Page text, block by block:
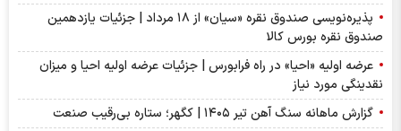
پذیره‌نویسی صندوق نقره «سیان» از ۱۸ مرداد | جزئیات یازدهمین
صندوق نقره بورس کالا
عرضه اولیه «احیا» در راه فرابورس | جزئیات عرضه اولیه احیا و میزان
نقدینگی مورد نیاز
گزارش ماهانه سنگ آهن تیر ۱۴۰۵ | کگهر؛ ستاره بی‌رقیب صنعت